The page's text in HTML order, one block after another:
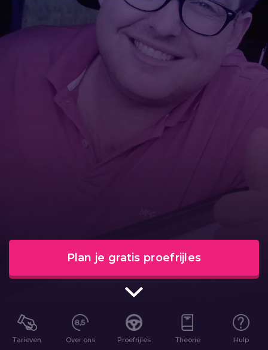
Plan je gratis proefrijles
Tarieven Over ons Proefrijles Theorie Hulp